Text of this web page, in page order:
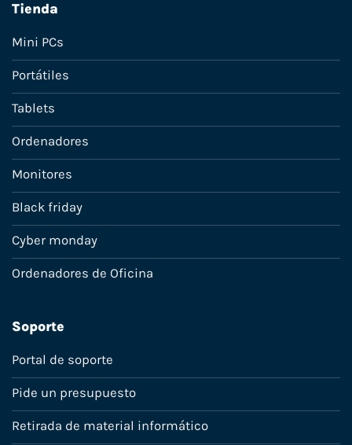
Tienda
Mini PCs
Portátiles
Tablets
Ordenadores
Monitores
Black friday
Cyber monday
Ordenadores de Oficina
Soporte
Portal de soporte
Pide un presupuesto
Retirada de material informático